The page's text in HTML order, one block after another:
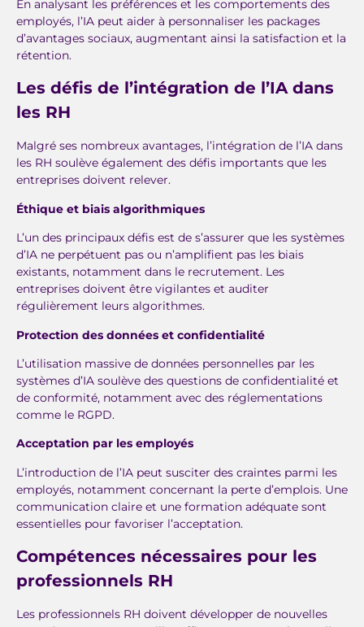
En analysant les préférences et les comportements des
employés, l’IA peut aider à personnaliser les packages
d’avantages sociaux, augmentant ainsi la satisfaction et la
rétention.
Les défis de l’intégration de l’IA dans
les RH
Malgré ses nombreux avantages, l’intégration de l’IA dans
les RH soulève également des défis importants que les
entreprises doivent relever.
Éthique et biais algorithmiques
L’un des principaux défis est de s’assurer que les systèmes
d’IA ne perpétuent pas ou n’amplifient pas les biais
existants, notamment dans le recrutement. Les
entreprises doivent être vigilantes et auditer
régulièrement leurs algorithmes.
Protection des données et confidentialité
L’utilisation massive de données personnelles par les
systèmes d’IA soulève des questions de confidentialité et
de conformité, notamment avec des réglementations
comme le RGPD.
Acceptation par les employés
L’introduction de l’IA peut susciter des craintes parmi les
employés, notamment concernant la perte d’emplois. Une
communication claire et une formation adéquate sont
essentielles pour favoriser l’acceptation.
Compétences nécessaires pour les
professionnels RH
Les professionnels RH doivent développer de nouvelles